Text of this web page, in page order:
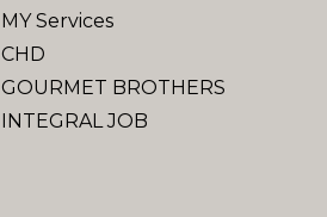
MY Services
CHD
GOURMET BROTHERS
INTEGRAL JOB